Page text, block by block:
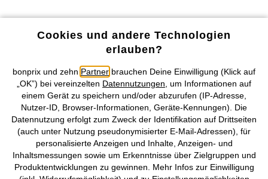
Preisangaben inkl. gesetzl. MwSt. und zzgl.Service- &
Versandkosten
AGB Datenschutz Cookie-Einstellungen Impressum
Vertrag widerrufen
© 2026 bonprix. Alle Rechte vorbehalten.
Cookies und andere Technologien
erlauben?
bonprix und zehn Partner brauchen Deine Einwilligung (Klick auf
„OK”) bei vereinzelten Datennutzungen , um Informationen auf
einem Gerät zu speichern und/oder abzurufen (IP-Adresse,
Nutzer-ID, Browser-Informationen, Geräte-Kennungen). Die
Datennutzung erfolgt zum Zweck der Identifikation auf Drittseiten
(auch unter Nutzung pseudonymisierter E-Mail-Adressen), für
personalisierte Anzeigen und Inhalte, Anzeigen- und
Inhaltsmessungen sowie um Erkenntnisse über Zielgruppen und
Produktentwicklungen zu gewinnen. Mehr Infos zur Einwilligung